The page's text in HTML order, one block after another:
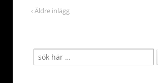
‹ Äldre inlägg